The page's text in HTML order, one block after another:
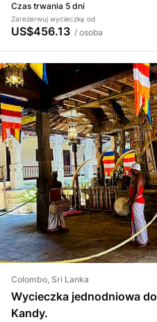
Czas trwania 5 dni
Zarezerwuj wycieczkę od
US$456.13 / osoba
Colombo, Sri Lanka
Wycieczka jednodniowa do
Kandy.